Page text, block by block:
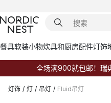
餐具软装小物炊具和厨房配件灯饰
全场满900就包邮！瑞
灯饰 / 灯 / 吊灯 / Fluid吊灯